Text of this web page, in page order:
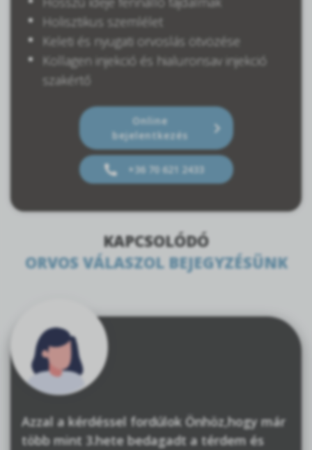
Holisztikus szemlélet
Keleti és nyugati orvoslás ötvözése
Kollagen injekció és hialuronsav injekció
szakértő
Online
bejelentkezés
+36 70 621 2433
KAPCSOLÓDÓ
ORVOS VÁLASZOL BEJEGYZÉSÜNK
Azzal a kérdéssel fordúlok Önhöz,hogy már
több mint 3.hete bedagadt a térdem és